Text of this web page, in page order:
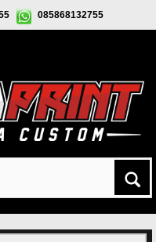
085868132755